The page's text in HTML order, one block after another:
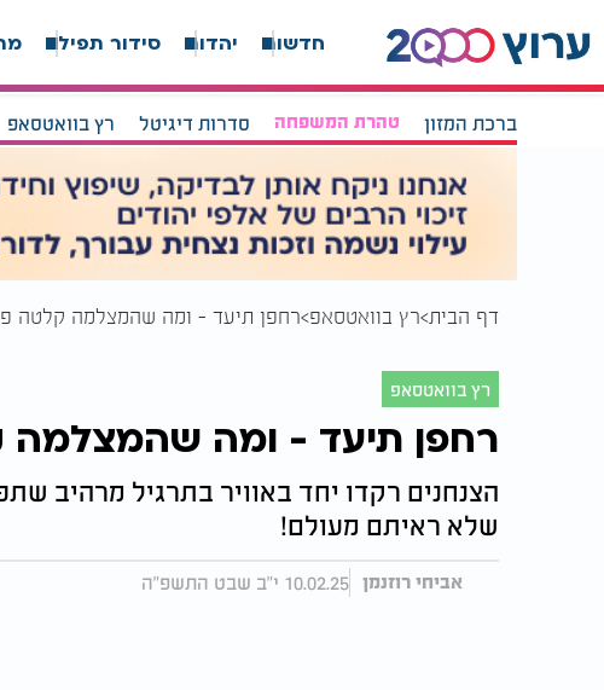
חדשות יהדות סידור תפילה
ברכת המזון טהרת המשפחה סדרות דיגיטל רץ בוואטסאפ
דף הבית רץ בוואטסאפ רחפן תיעד - ומה שהמצלמה קלטה
רץ בוואטסאפ
רחפן תיעד - ומה שהמצלמה
הצנחנים רקדו יחד באוויר בתרגיל מרהיב
שלא ראיתם מעולם!
אביחי רוזנמן 10.02.25 י"ב שבט התשפ"ה